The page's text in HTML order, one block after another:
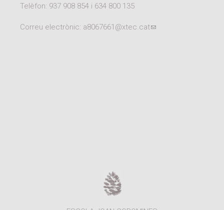
Telèfon: 937 908 854 i 634 800 135
Correu electrònic: a8067661@xtec.cat(link sends e-mail)